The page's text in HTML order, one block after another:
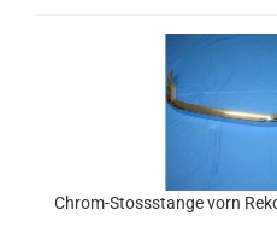
Chrom-Stossstange vorn